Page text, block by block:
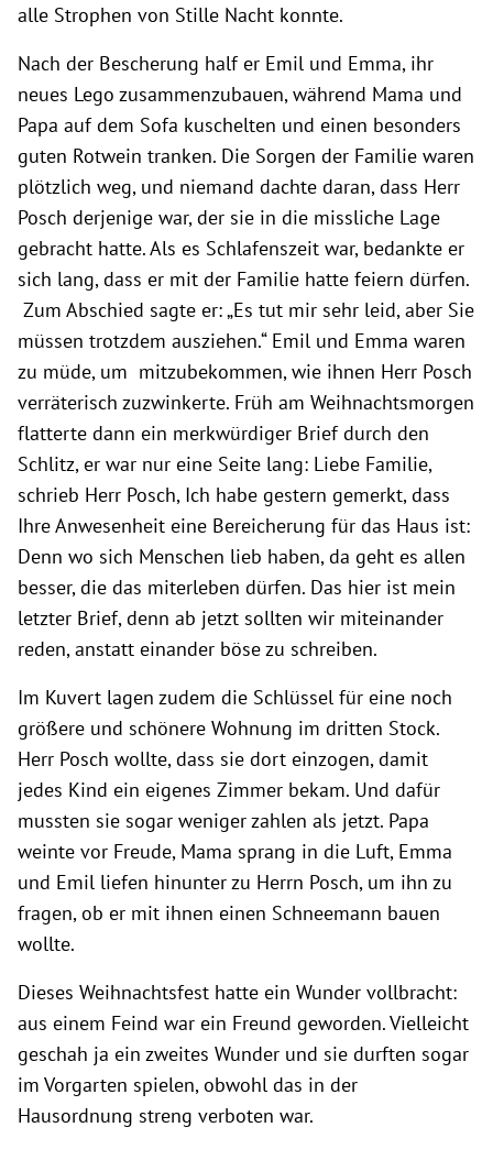
alle Strophen von Stille Nacht konnte.
Nach der Bescherung half er Emil und Emma, ihr
neues Lego zusammenzubauen, während Mama und
Papa auf dem Sofa kuschelten und einen besonders
guten Rotwein tranken. Die Sorgen der Familie waren
plötzlich weg, und niemand dachte daran, dass Herr
Posch derjenige war, der sie in die missliche Lage
gebracht hatte. Als es Schlafenszeit war, bedankte er
sich lang, dass er mit der Familie hatte feiern dürfen.
Zum Abschied sagte er: „Es tut mir sehr leid, aber Sie
müssen trotzdem ausziehen.“ Emil und Emma waren
zu müde, um mitzubekommen, wie ihnen Herr Posch
verräterisch zuzwinkerte. Früh am Weihnachtsmorgen
flatterte dann ein merkwürdiger Brief durch den
Schlitz, er war nur eine Seite lang: Liebe Familie,
schrieb Herr Posch, Ich habe gestern gemerkt, dass
Ihre Anwesenheit eine Bereicherung für das Haus ist:
Denn wo sich Menschen lieb haben, da geht es allen
besser, die das miterleben dürfen. Das hier ist mein
letzter Brief, denn ab jetzt sollten wir miteinander
reden, anstatt einander böse zu schreiben.
Im Kuvert lagen zudem die Schlüssel für eine noch
größere und schönere Wohnung im dritten Stock.
Herr Posch wollte, dass sie dort einzogen, damit
jedes Kind ein eigenes Zimmer bekam. Und dafür
mussten sie sogar weniger zahlen als jetzt. Papa
weinte vor Freude, Mama sprang in die Luft, Emma
und Emil liefen hinunter zu Herrn Posch, um ihn zu
fragen, ob er mit ihnen einen Schneemann bauen
wollte.
Dieses Weihnachtsfest hatte ein Wunder vollbracht:
aus einem Feind war ein Freund geworden. Vielleicht
geschah ja ein zweites Wunder und sie durften sogar
im Vorgarten spielen, obwohl das in der
Hausordnung streng verboten war.